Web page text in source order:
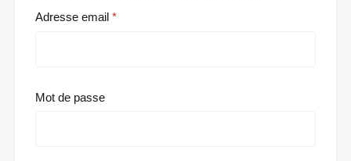
Adresse email
Mot de passe